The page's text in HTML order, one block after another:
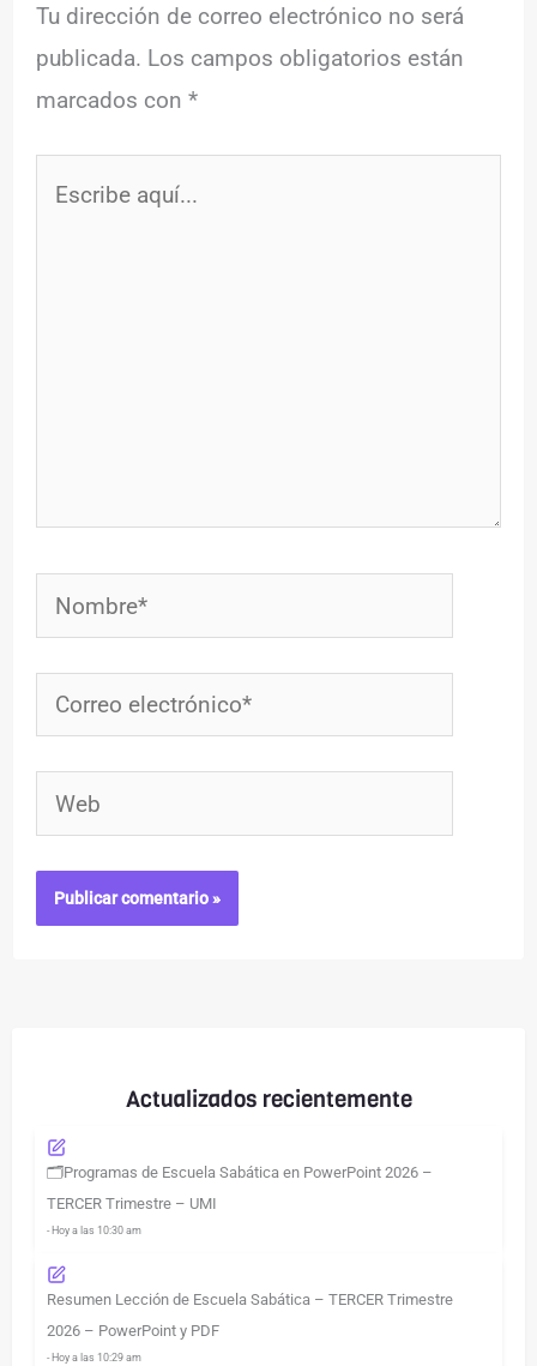
Actualizados recientemente
🗂️Programas de Escuela Sabática en PowerPoint 2026 –
TERCER Trimestre – UMI
- Hoy a las 10:30 am
Resumen Lección de Escuela Sabática – TERCER Trimestre
2026 – PowerPoint y PDF
- Hoy a las 10:29 am
Tu dirección de correo electrónico no será
publicada. Los campos obligatorios están
marcados con*
Nombre*
Correo
electrónico*
Web